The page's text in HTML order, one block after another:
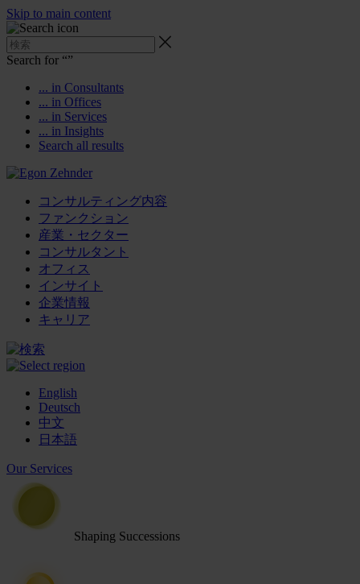
Skip to main content
Search for “”
... in Consultants
... in Offices
... in Services
... in Insights
Search all results
コンサルティング内容
ファンクション
産業・セクター
コンサルタント
オフィス
インサイト
企業情報
キャリア
English
Deutsch
中文
日本語
Our Services
Shaping Successions